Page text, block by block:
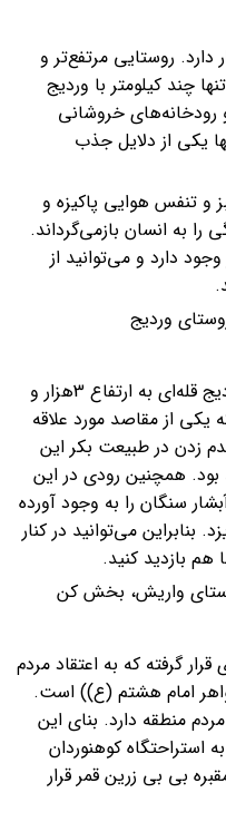
روستایی مرتفع‌تر و
چند کیلومتر با وردیج
رودخانه‌های خروشانی
یکی از دلایل جذب
و تنفس هوایی پاکیزه و
را به انسان بازمی‌گرداند.
دارد و می‌توانید از
در ارتفاعات بخش کن در نزدیکی وردیج قله‌ای به ارتفاع 3هزار و
یکی از مقاصد مورد علاقه
زدن در طبیعت بکر این
همچنین رودی در این
سنگان را به وجود آورده
بنابراین می‌توانید در کنار
هم بازدید کنید.
واریش، بخش کن
گرفته که به اعتقاد مردم
امام هشتم (ع)) است.
منطقه دارد. بنای این
استراحتگاه کوهنوردان
بی بی زرین قمر قرار